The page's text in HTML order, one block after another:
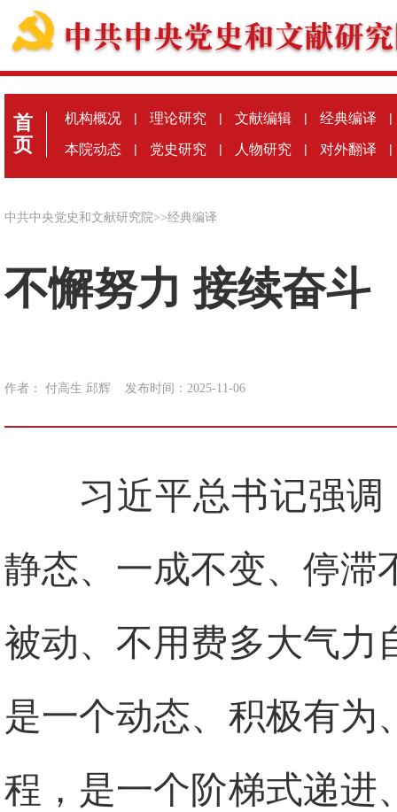
首
页
机构概况 | 理论研究 | 文献编辑 | 经典编译 |
本院动态 | 党史研究 | 人物研究 | 对外翻译 |
中共中央党史和文献研究院>>经典编译
不懈努力 接续奋斗
作者： 付高生 邱辉 发布时间：2025-11-06
习近平总书记强
静态、一成不变、停滞
被动、不用费多大气力
是一个动态、积极有为
程，是一个阶梯式递进